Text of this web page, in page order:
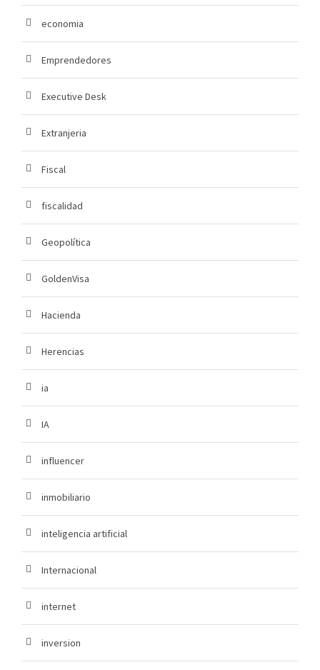
economia
Emprendedores
Executive Desk
Extranjeria
Fiscal
fiscalidad
Geopolítica
GoldenVisa
Hacienda
Herencias
ia
IA
influencer
inmobiliario
inteligencia artificial
Internacional
internet
inversion